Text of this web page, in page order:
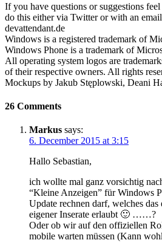
If you have questions or suggestions
do this either via Twitter or with an
devattendant.de
Windows is a registered trademark of
Windows Phone is a trademark of
All operating system logos are
of their respective owners. All rights
Mockups by Jakub Stęplowski, Deani
26 Comments
Markus says:
6. December 2015 at 3:15
Hallo Sebastian,
ich wollte mal ganz vorsichtig
“Kleine Anzeigen” für Windows
Update rechnen darf, welches
eigener Inserate erlaubt 🙂 ……?
Oder ob wir auf den offiziellen
mobile warten müssen (Kann